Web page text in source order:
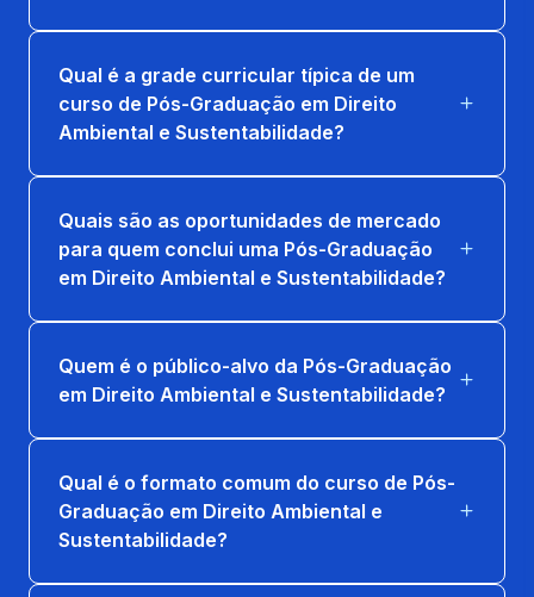
POLÍTICA, ECONOMIA E GOVERNANÇA
AMBIENTAL
36 horas
PROCESSUAL AMBIENTAL
36 horas
Qual é a grade curricular típica de um
curso de Pós-Graduação em Direito
Ambiental e Sustentabilidade?
Quais são as oportunidades de mercado
para quem conclui uma Pós-Graduação
em Direito Ambiental e Sustentabilidade?
Quem é o público-alvo da Pós-Graduação
em Direito Ambiental e Sustentabilidade?
Qual é o formato comum do curso de Pós-
Graduação em Direito Ambiental e
Sustentabilidade?